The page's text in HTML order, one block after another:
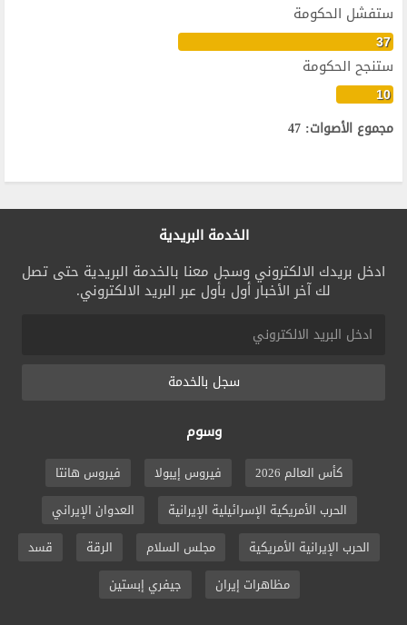
ستفشل الحكومة
37
ستنجح الحكومة
10
مجموع الأصوات: 47
الخدمة البريدية
ادخل بريدك الالكتروني وسجل معنا بالخدمة البريدية حتى تصل
لك آخر الأخبار أول بأول عبر البريد الالكتروني.
سجل بالخدمة
وسوم
كأس العالم 2026 فيروس إيبولا
فيروس هانتا
الحرب الأمريكية الإسرائيلية الإيرانية
العدوان الإيراني
الحرب الإيرانية الأمريكية
مجلس السلام الرقة
قسد
مظاهرات إيران
جيفري إبستين